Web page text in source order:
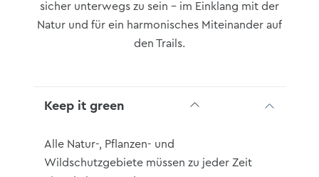
sicher unterwegs zu sein – im Einklang mit der
Natur und für ein harmonisches Miteinander auf
den Trails.
Keep it green
Alle Natur-, Pflanzen- und
Wildschutzgebiete müssen zu jeder Zeit